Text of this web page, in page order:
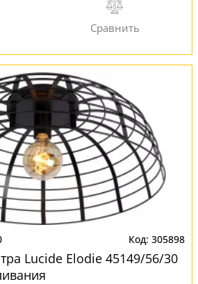
305898
Lucide Elodie 45149/56/30